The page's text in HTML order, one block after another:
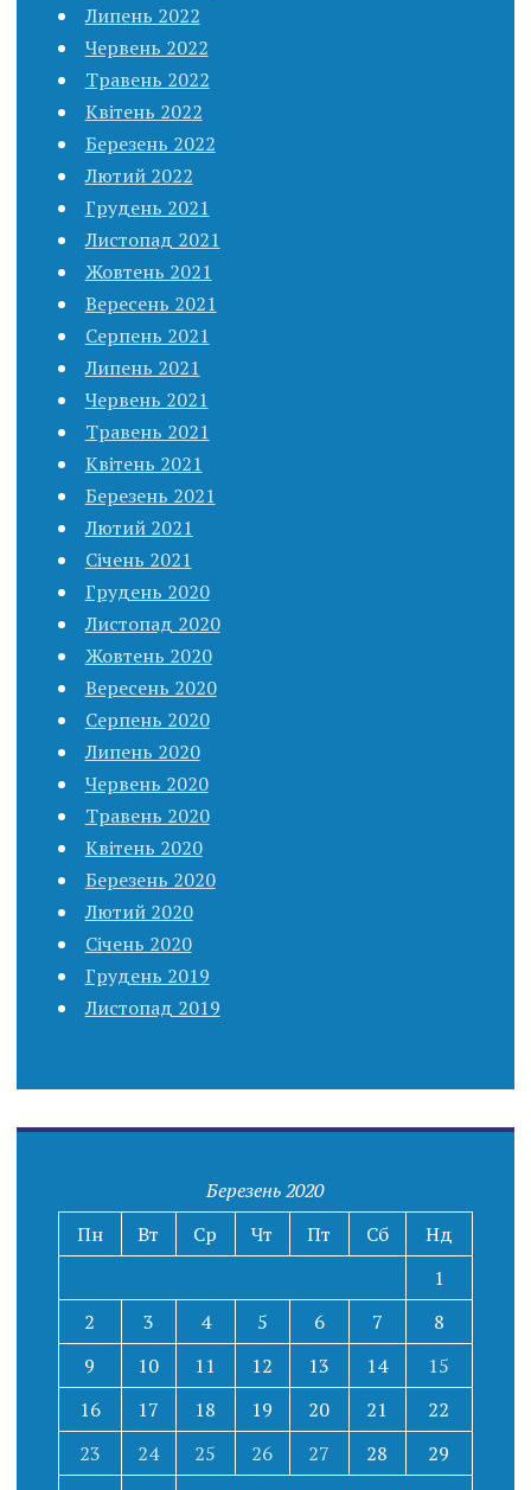
Липень 2022
Червень 2022
Травень 2022
Квітень 2022
Березень 2022
Лютий 2022
Грудень 2021
Листопад 2021
Жовтень 2021
Вересень 2021
Серпень 2021
Липень 2021
Червень 2021
Травень 2021
Квітень 2021
Березень 2021
Лютий 2021
Січень 2021
Грудень 2020
Листопад 2020
Жовтень 2020
Вересень 2020
Серпень 2020
Липень 2020
Червень 2020
Травень 2020
Квітень 2020
Березень 2020
Лютий 2020
Січень 2020
Грудень 2019
Листопад 2019
Березень 2020
Пн
Вт Ср Чт Пт Сб
Нд
1
2
3 4 5 6 7
8
9
10 11 12 13 14
15
16
17 18 19 20 21
22
23
24 25 26 27 28
29